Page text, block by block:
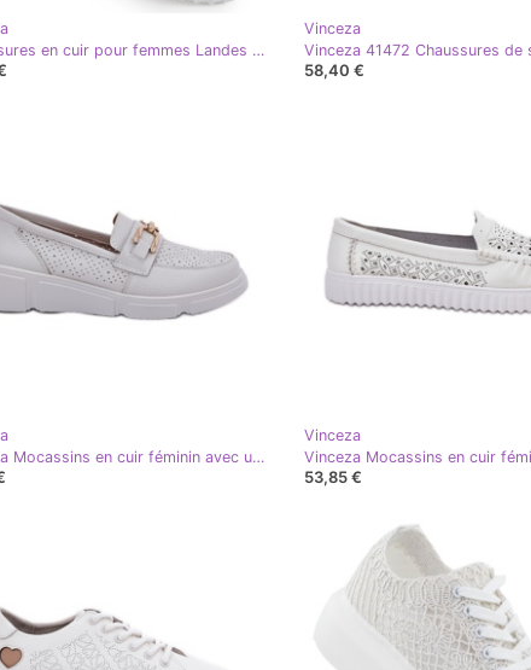
Chaussures en cuir pour femmes Landes blanches Vinceza 93204
Vinceza
58,40 €
Vinceza Mocassins en cuir féminin avec un détail doré Vincez 88007 gris clair blanc
Vinceza
53,85 €